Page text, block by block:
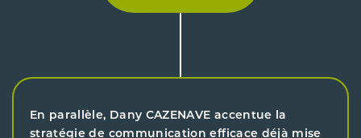
En parallèle, Dany CAZENAVE accentue la
stratégie de communication efficace déjà mise